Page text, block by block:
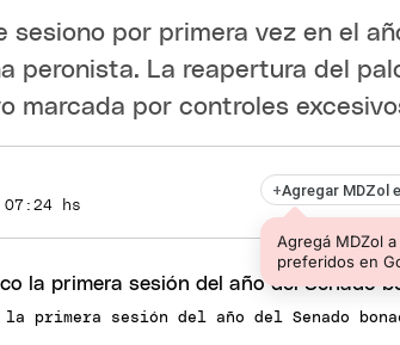
sesiono por primera vez en el
peronista. La reapertura del
marcada por controles
hs
+Agregar MDZol
Agregá MDZol
preferidos en
primera sesión del año del Senado